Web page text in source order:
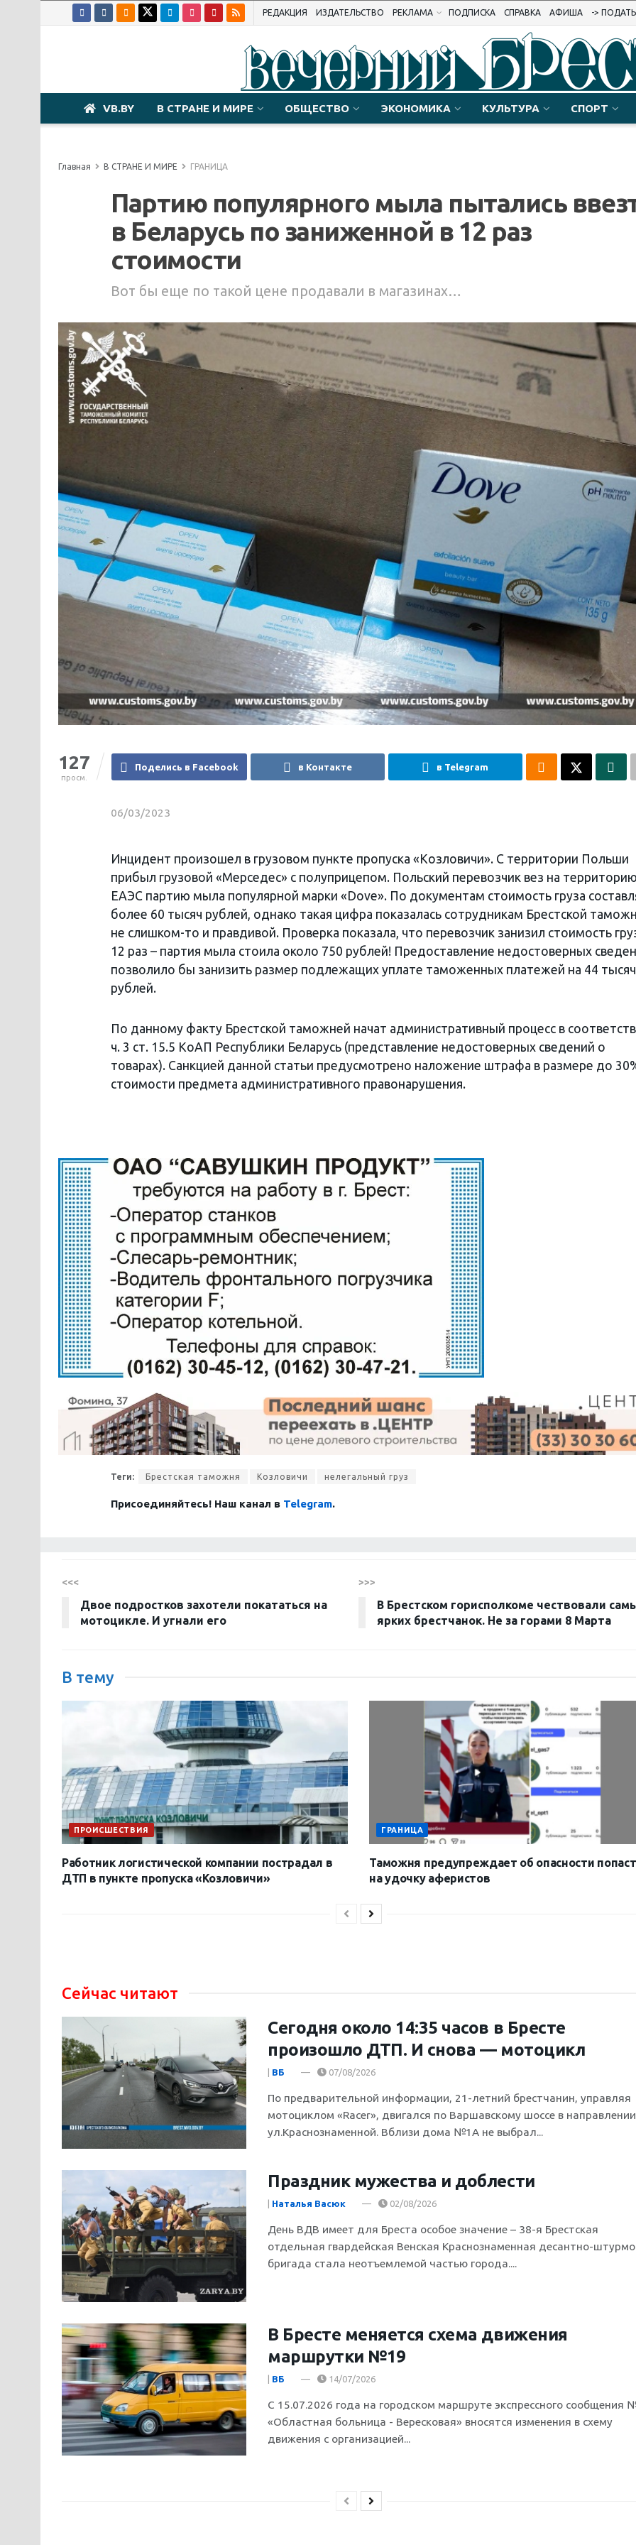
РЕДАКЦИЯ ИЗДАТЕЛЬСТВО РЕКЛАМА ПОДПИСКА СПРАВКА АФИША ->
VB.BY В СТРАНЕ И МИРЕ ОБЩЕСТВО ЭКОНОМИКА КУЛЬТУРА СПОРТ
Главная В СТРАНЕ И МИРЕ ГРАНИЦА
Партию популярного мыла пытались
в Беларусь по заниженной в 12 раз
стоимости
Вот бы еще по такой цене продавали в магазинах…
127
просм.
Поделись в Facebook в Контакте в Telegram
06/03/2023
Инцидент произошел в грузовом пункте пропуска «Козловичи». С территории Польши
прибыл грузовой «Мерседес» с полуприцепом. Польский перевозчик вез на
ЕАЭС партию мыла популярной марки «Dove». По документам стоимость груза
более 60 тысяч рублей, однако такая цифра показалась сотрудникам Брестской
не слишком-то и правдивой. Проверка показала, что перевозчик занизил стоимость
12 раз – партия мыла стоила около 750 рублей! Предоставление недостоверных
позволило бы занизить размер подлежащих уплате таможенных платежей на 44
рублей.
По данному факту Брестской таможней начат административный процесс в
ч. 3 ст. 15.5 КоАП Республики Беларусь (представление недостоверных сведений о
товарах). Санкцией данной статьи предусмотрено наложение штрафа в размере до
стоимости предмета административного правонарушения.
Теги: Брестская таможня Козловичи нелегальный груз
Присоединяйтесь! Наш канал в Telegram.
<<<
Двое подростков захотели покататься на
мотоцикле. И угнали его
>>>
В Брестском горисполкоме чествовали
ярких брестчанок. Не за горами 8 Марта
В тему
ПРОИСШЕСТВИЯ
Работник логистической компании пострадал в
ДТП в пункте пропуска «Козловичи»
ГРАНИЦА
Таможня предупреждает об опасности
на удочку аферистов
Сейчас читают
Сегодня около 14:35 часов в Бресте
произошло ДТП. И снова — мотоцикл
| ВБ 07/08/2026
По предварительной информации, 21-летний брестчанин, управляя
мотоциклом «Racer», двигался по Варшавскому шоссе в направлении
ул.Краснознаменной. Вблизи дома №1А не выбрал...
Праздник мужества и доблести
| Наталья Васюк 02/08/2026
День ВДВ имеет для Бреста особое значение – 38-я Брестская
отдельная гвардейская Венская Краснознаменная десантно-
бригада стала неотъемлемой частью города....
В Бресте меняется схема движения
маршрутки №19
| ВБ 14/07/2026
С 15.07.2026 года на городском маршруте экспрессного сообщения
«Областная больница - Вересковая» вносятся изменения в схему
движения с организацией...